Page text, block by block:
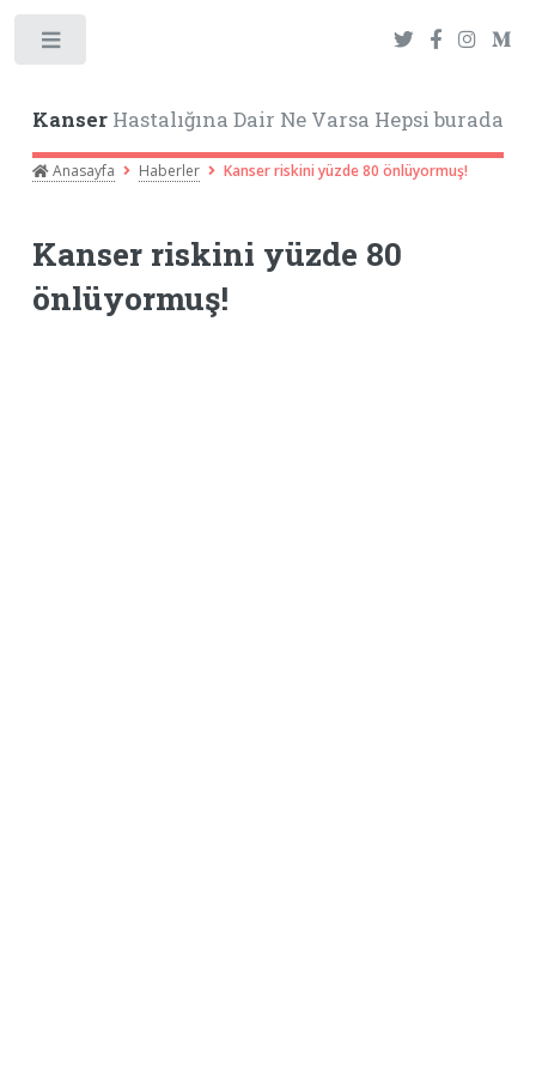
KanserHastalığına Dair Ne Varsa Hepsi burada
Anasayfa Haberler Kanser riskini yüzde 80 önlüyormuş!
Kanser riskini yüzde 80
önlüyormuş!